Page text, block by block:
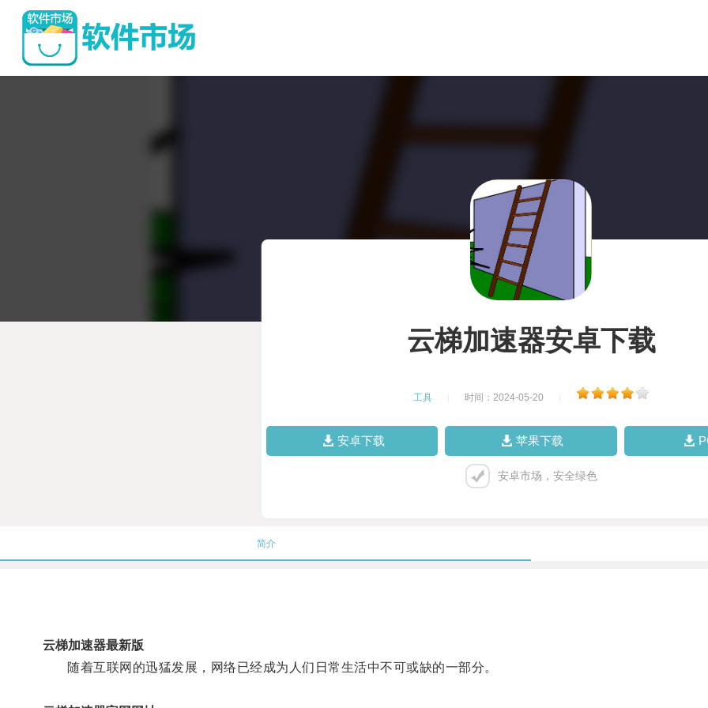
云梯加速器安卓下载
工具 时间：2024-05-20
安卓下载 苹果下载
安卓市场，安全绿色
简介
云梯加速器最新版
随着互联网的迅猛发展，网络已经成为人们日常生活中不可或缺的一部分。